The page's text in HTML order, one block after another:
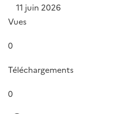
11 juin 2026
Vues
0
Téléchargements
0